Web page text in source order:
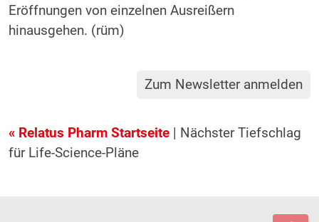
Eröffnungen von einzelnen Ausreißern
hinausgehen. (rüm)
Zum Newsletter anmelden
« Relatus Pharm Startseite| Nächster Tiefschlag
für Life-Science-Pläne